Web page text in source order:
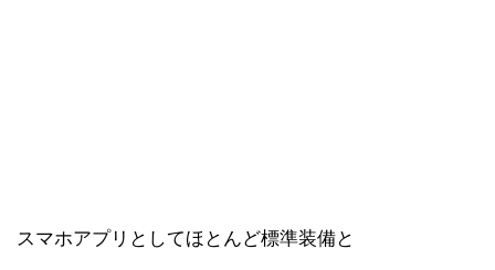
スマホアプリとしてほとんど標準装備と